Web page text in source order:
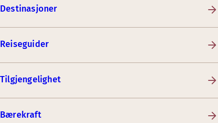
Destinasjoner
Reiseguider
Tilgjengelighet
Bærekraft